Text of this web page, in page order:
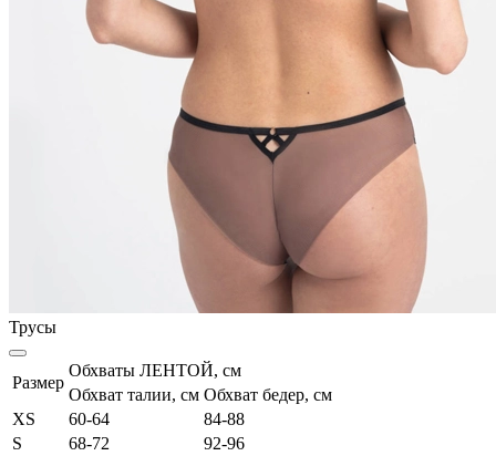
Трусы
Размер
Обхваты ЛЕНТОЙ, см
Обхват талии, см Обхват бедер, см
XS
60-64
84-88
S
68-72
92-96